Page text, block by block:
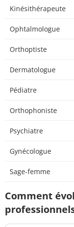
Kinésithérapeute
Ophtalmologue
Orthoptiste
Dermatologue
Pédiatre
Orthophoniste
Psychiatre
Gynécologue
Sage-femme
Comment